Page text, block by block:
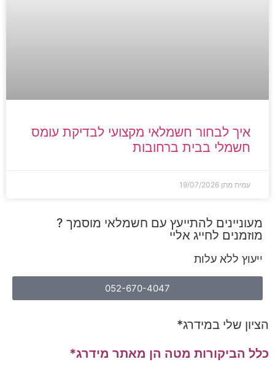
איך לבחור חשמלאי מקצועי לבדיקת עומס
חשמלי בבית ברחובות
עמית מתן 19/07/2026
מעוניינים להתייעץ עם חשמלאי מוסמך ?
מוזמנים לחייג אליי
ייעוץ ללא עלות
052-670-4047
הציון שלי במידרג*
כלל הביקורות מטה הן מאתר מידרג*